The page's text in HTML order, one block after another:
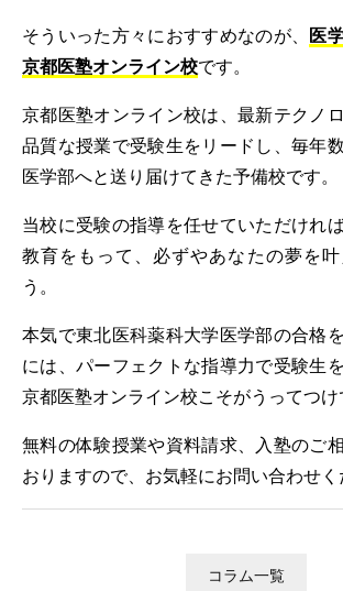
そういった方々におすすめなのが、 医
京都医塾オンライン校です。
京都医塾オンライン校は、最新テクノ
品質な授業で受験生をリードし、毎年
医学部へと送り届けてきた予備校です。
当校に受験の指導を任せていただけれ
教育をもって、必ずやあなたの夢を
う。
本気で東北医科薬科大学医学部の合格
には、パーフェクトな指導力で受験生
京都医塾オンライン校こそがうってつけ
無料の体験授業や資料請求、入塾のご
おりますので、お気軽にお問い合わせく
コラム一覧